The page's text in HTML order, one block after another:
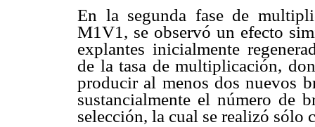
En la segunda fase de
M1V1, se observó un efecto
explantes inicialmente
de la tasa de multiplicación,
producir al menos dos nuevos
sustancialmente el número de
selección, la cual se realizó sólo